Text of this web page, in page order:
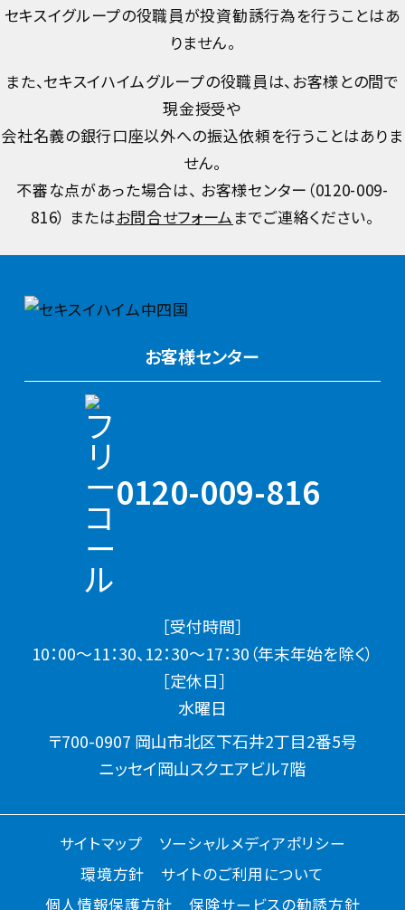
セキスイグループの役職員が投資勧誘行為を行うことはあ
りません。
また、セキスイハイムグループの役職員は、お客様との間で
現金授受や
会社名義の銀行口座以外への振込依頼を行うことはありま
せん。
不審な点があった場合は、 お客様センター（0120-009-
816） またはお問合せフォームまでご連絡ください。
お客様センター
0120-009-816
［受付時間］
10：00～11：30、12：30～17：30（年末年始を除く）
［定休日］
水曜日
〒700-0907 岡山市北区下石井2丁目2番5号
ニッセイ岡山スクエアビル7階
サイトマップ
ソーシャルメディアポリシー
環境方針
サイトのご利用について
個人情報保護方針
保険サービスの勧誘方針